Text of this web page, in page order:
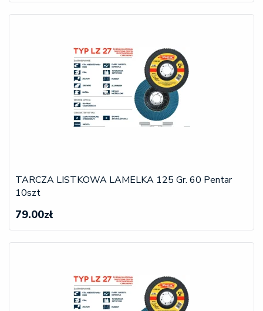
TARCZA LISTKOWA LAMELKA 125 Gr. 60 Pentar
10szt
79.00zł